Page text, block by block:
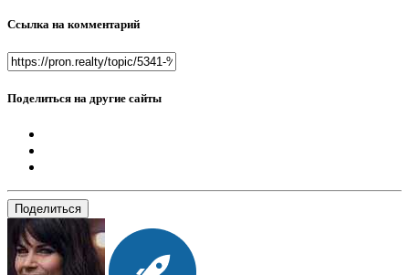
Ссылка на комментарий
Поделиться на другие сайты
Поделиться